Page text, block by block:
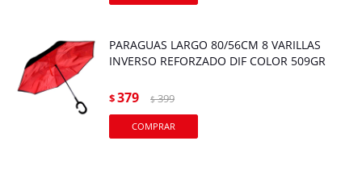
PARAGUAS LARGO 80/56CM 8 VARILLAS
INVERSO REFORZADO DIF COLOR 509GR
$379 $ 399